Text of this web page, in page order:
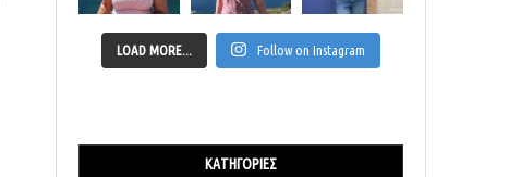
LOAD MORE... Follow on Instagram
ΚΑΤΗΓΟΡΊΕΣ